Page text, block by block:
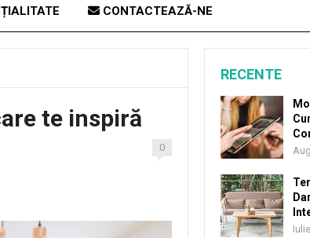
CONTACTEAZĂ-NE
te inspiră
0
RECENTE